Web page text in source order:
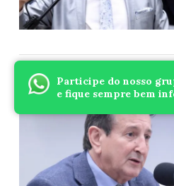
Participe do nosso
e fique sempre bem